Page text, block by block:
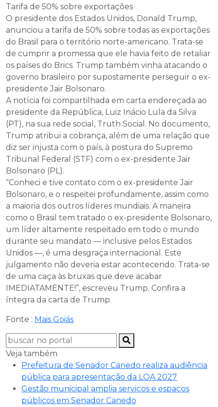
Tarifa de 50% sobre exportações
O presidente dos Estados Unidos, Donald Trump,
anunciou a tarifa de 50% sobre todas as exportações
do Brasil para o território norte-americano. Trata-se
de cumprir a promessa que ele havia feito de retaliar
os países do Brics. Trump também vinha atacando o
governo brasileiro por supostamente perseguir o ex-
presidente Jair Bolsonaro.
A notícia foi compartilhada em carta endereçada ao
presidente da República, Luiz Inácio Lula da Silva
(PT), na sua rede social, Truth Social. No documento,
Trump atribui a cobrança, além de uma relação que
diz ser injusta com o país, à postura do Supremo
Tribunal Federal (STF) com o ex-presidente Jair
Bolsonaro (PL).
“Conheci e tive contato com o ex-presidente Jair
Bolsonaro, e o respeitei profundamente, assim como
a maioria dos outros líderes mundiais. A maneira
como o Brasil tem tratado o ex-presidente Bolsonaro,
um líder altamente respeitado em todo o mundo
durante seu mandato — inclusive pelos Estados
Unidos —, é uma desgraça internacional. Este
julgamento não deveria estar acontecendo. Trata-se
de uma caça às bruxas que deve acabar
IMEDIATAMENTE!”, escreveu Trump. Confira a
íntegra da carta de Trump.
Fonte : Mais Goiás
Veja também
Prefeitura de Senador Canedo realiza audiência
pública para apresentação da LOA 2027
Gestão municipal amplia serviços e espaços
públicos em Senador Canedo